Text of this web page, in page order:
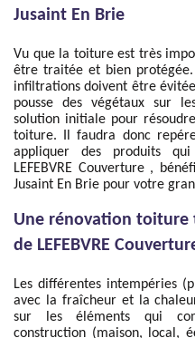
Jusaint En Brie
Vu que la toiture est très
être traitée et bien
infiltrations doivent être
pousse des végétaux sur
solution initiale pour
toiture. Il faudra donc
appliquer des produits
LEFEBVRE Couverture ,
Jusaint En Brie pour votre
Une rénovation toiture
de LEFEBVRE
Les différentes intempéries
avec la fraîcheur et la
sur les éléments qui
construction (maison, local,